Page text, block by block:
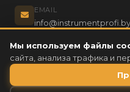
EMAIL
info@instrumentprofi.by
2026 © instrumentPROFI.by—
Мы используем файлы
сайта, анализа трафика и